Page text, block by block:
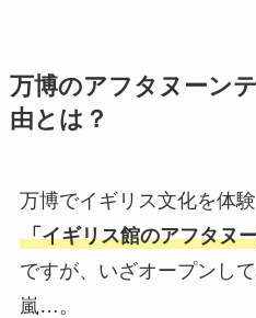
万博のアフタヌーン
由とは？
万博でイギリス文化を体
「イギリス館のアフタヌ
ですが、いざオープンし
嵐…。